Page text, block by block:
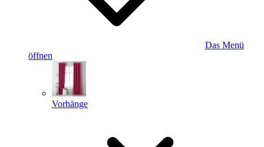
Das Menü
öffnen
Vorhänge